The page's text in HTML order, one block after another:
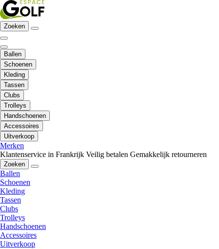
Zoeken
Ballen
Schoenen
Kleding
Tassen
Clubs
Trolleys
Handschoenen
Accessoires
Uitverkoop
Merken
Klantenservice in Frankrijk Veilig betalen Gemakkelijk retourneren
Zoeken
Ballen
Schoenen
Kleding
Tassen
Clubs
Trolleys
Handschoenen
Accessoires
Uitverkoop